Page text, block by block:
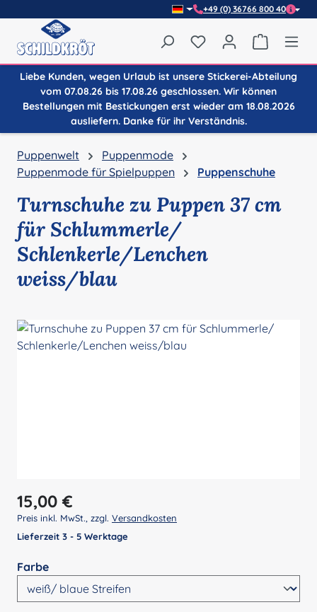
+49 (0) 36766 800 40
Du hast 0 Produkte
Liebe Kunden, wegen Urlaub ist unsere Stickerei-Abteilung
vom 07.08.26 bis 17.08.26 geschlossen. Wir können
Bestellungen mit Bestickungen erst wieder am 18.08.2026
ausliefern. Danke für ihr Verständnis.
Puppenwelt
Puppenmode
Puppenmode für Spielpuppen
Puppenschuhe
Turnschuhe zu Puppen 37 cm
für Schlummerle/
Schlenkerle/Lenchen
weiss/blau
Regulärer Preis:
15,00 €
Preis inkl. MwSt., zzgl. Versandkosten
Lieferzeit 3 - 5 Werktage
Farbeauswählen